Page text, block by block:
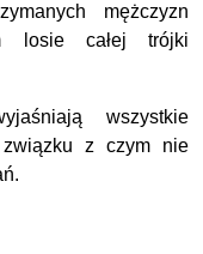
mężczyzn
losie całej trójki
wszystkie
z czym nie